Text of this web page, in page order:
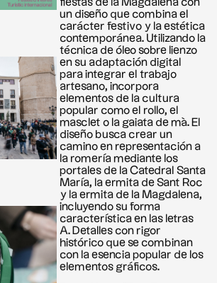
fiestas de la Magdalena con
un diseño que combina el
carácter festivo y la estética
contemporánea. Utilizando la
técnica de óleo sobre lienzo
en su adaptación digital
para integrar el trabajo
artesano, incorpora
elementos de la cultura
popular como el rollo, el
masclet o la gaiata de mà. El
diseño busca crear un
camino en representación a
la romería mediante los
portales de la Catedral Santa
María, la ermita de Sant Roc
y la ermita de la Magdalena,
incluyendo su forma
característica en las letras
A. Detalles con rigor
histórico que se combinan
con la esencia popular de los
elementos gráficos.